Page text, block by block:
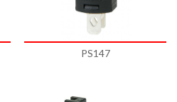
PS147